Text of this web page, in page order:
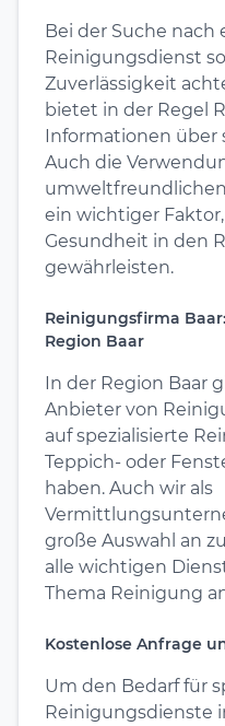
Bei der Suche
Reinigungsdienst
Zuverlässigkeit
bietet in der Regel
Informationen über
Auch die
ein wichtiger
Gesundheit in den
gewährleisten.
Reinigungsfirma
Region Baar
In der Region Baar
Anbieter von
auf spezialisierte
Teppich- oder
haben. Auch wir als
große Auswahl an
alle wichtigen
Thema Reinigung
Kostenlose Anfrage
Um den Bedarf für
Reinigungsdienste